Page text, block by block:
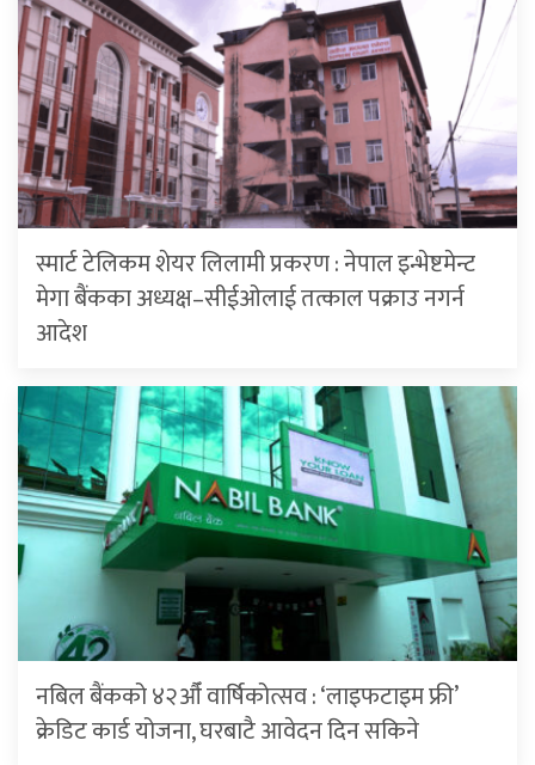
स्मार्ट टेलिकम शेयर लिलामी प्रकरण : नेपाल इन्भेष्टमेन्ट
मेगा बैंकका अध्यक्ष–सीईओलाई तत्काल पक्राउ नगर्न
आदेश
नबिल बैंकको ४२औँ वार्षिकोत्सव : ‘लाइफटाइम फ्री’
क्रेडिट कार्ड योजना, घरबाटै आवेदन दिन सकिने